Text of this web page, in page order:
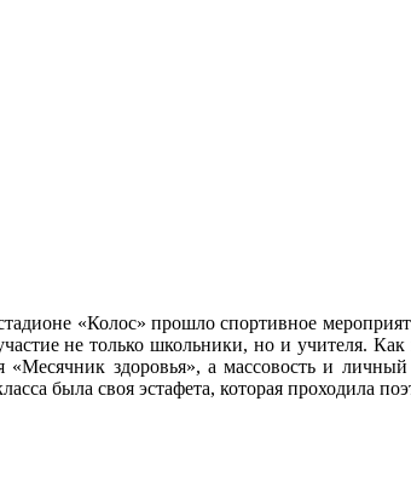
«Колос» прошло спортивное
не только школьники, но и учителя.
здоровья», а массовость и
была своя эстафета, которая проходила